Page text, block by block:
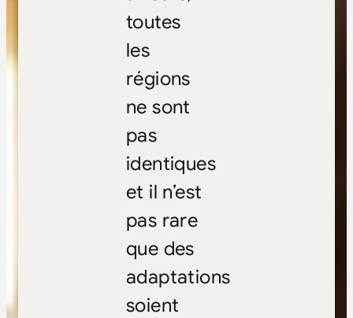
toutes
les
régions
ne sont
pas
identiques
et il n’est
pas rare
que des
adaptations
soient